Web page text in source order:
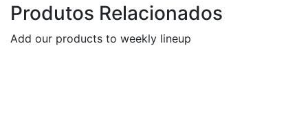
Produtos Relacionados
Add our products to weekly lineup